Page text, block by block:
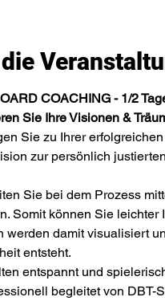
COACHING - 1/2
Sie Ihre Visionen &
Sie zu Ihrer
zur persönlich
Sie bei dem Prozess
Somit können Sie leichter
werden damit visualisiert
entsteht.
entspannt und
begleitet von DBT-